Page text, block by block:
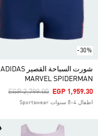
-30%
شورت السباحة القصير ADIDAS
MARVEL SPIDERMAN
Price Reduced From
EGP 2,799.00ToEGP 1,959.30
اطفال 4-8 سنوات Sportswear